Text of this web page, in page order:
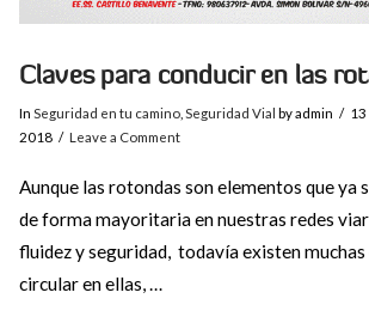
Claves para conducir en las
In Seguridad en tu camino, Seguridad Vial by admin
13
2018
Leave a Comment
Aunque las rotondas son elementos que ya
de forma mayoritaria en nuestras redes
fluidez y seguridad, todavía existen muchas
circular en ellas, …